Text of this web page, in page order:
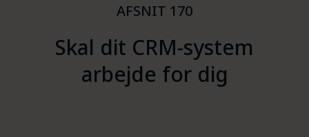
AFSNIT 170
Skal dit CRM-system
arbejde for dig